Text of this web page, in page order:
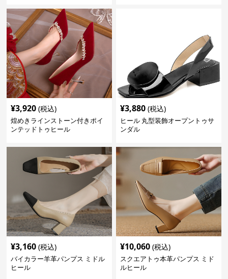
¥3,920 (税込)
煌めきラインストーン付きポイ
ンテッドトゥヒール
¥3,880 (税込)
ヒール 丸型装飾オープントゥサ
ンダル
¥3,160 (税込)
バイカラー羊革パンプス ミドル
ヒール
¥10,060 (税込)
スクエアトゥ本革パンプス ミド
ルヒール